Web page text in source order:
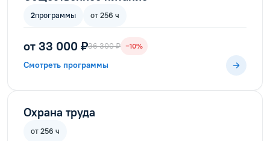
2программы от 256 ч
от 33 000 ₽36 300 ₽ −10%
Смотреть программы
Охрана труда
от 256 ч